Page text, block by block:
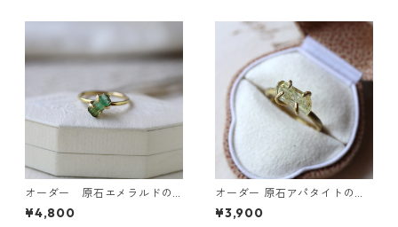
オーダー 原石エメラルドの
リング
¥4,800
オーダー 原石アパタイトのイ
ヤーカフ/リング
¥3,900